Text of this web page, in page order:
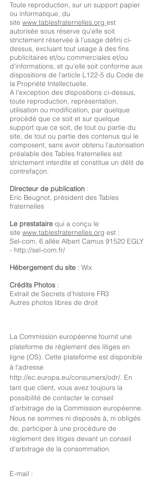
Toute reproduction, sur un support papier
ou informatique, du
site www.tablesfraternelles.org est
autorisée sous réserve qu’elle soit
strictement réservée à l’usage défini ci-
dessus, excluant tout usage à des fins
publicitaires et/ou commerciales et/ou
d’informations, et qu’elle soit conforme aux
dispositions de l’article L122-5 du Code de
la Propriété Intellectuelle.
A l’exception des dispositions ci-dessus,
toute reproduction, représentation,
utilisation ou modification, par quelque
procédé que ce soit et sur quelque
support que ce soit, de tout ou partie du
site, de tout ou partie des contenus qui le
composent, sans avoir obtenu l’autorisation
préalable des Tables fraternelles est
strictement interdite et constitue un délit de
contrefaçon.
Directeur de publication :
Eric Beugnot, président des Tables
fraternelles
Le prestataire qui a conçu le
site www.tablesfraternelles.org est :
Sel-com, 6 allée Albert Camus 91520 EGLY
- http://sel-com.fr/
Hébergement du site : Wix
Crédits Photos :
Extrait de Secrets d’histoire FR3
Autres photos libres de droit
La Commission européenne fournit une
plateforme de règlement des litiges en
ligne (OS). Cette plateforme est disponible
à l'adresse
http://ec.europa.eu/consumers/odr/. En
tant que client, vous avez toujours la
possibilité de contacter le conseil
d'arbitrage de la Commission européenne.
Nous ne sommes ni disposés à, ni obligés
de, participer à une procédure de
règlement des litiges devant un conseil
d'arbitrage de la consommation.
E-mail :